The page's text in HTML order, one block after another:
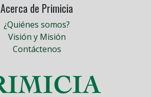
Acerca de Primicia
¿Quiénes somos?
Visión y Misión
Contáctenos